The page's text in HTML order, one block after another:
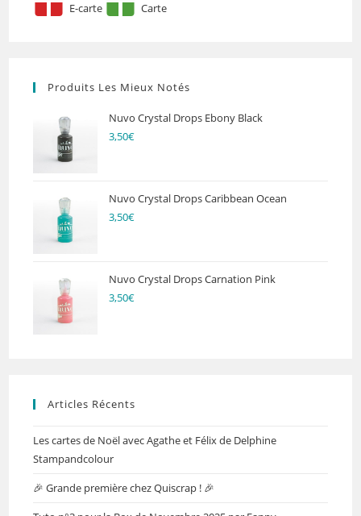
E-carte Carte
Produits Les Mieux Notés
Nuvo Crystal Drops Ebony Black
3,50€
Nuvo Crystal Drops Caribbean Ocean
3,50€
Nuvo Crystal Drops Carnation Pink
3,50€
Articles Récents
Les cartes de Noël avec Agathe et Félix de Delphine
Stampandcolour
🎉 Grande première chez Quiscrap ! 🎉